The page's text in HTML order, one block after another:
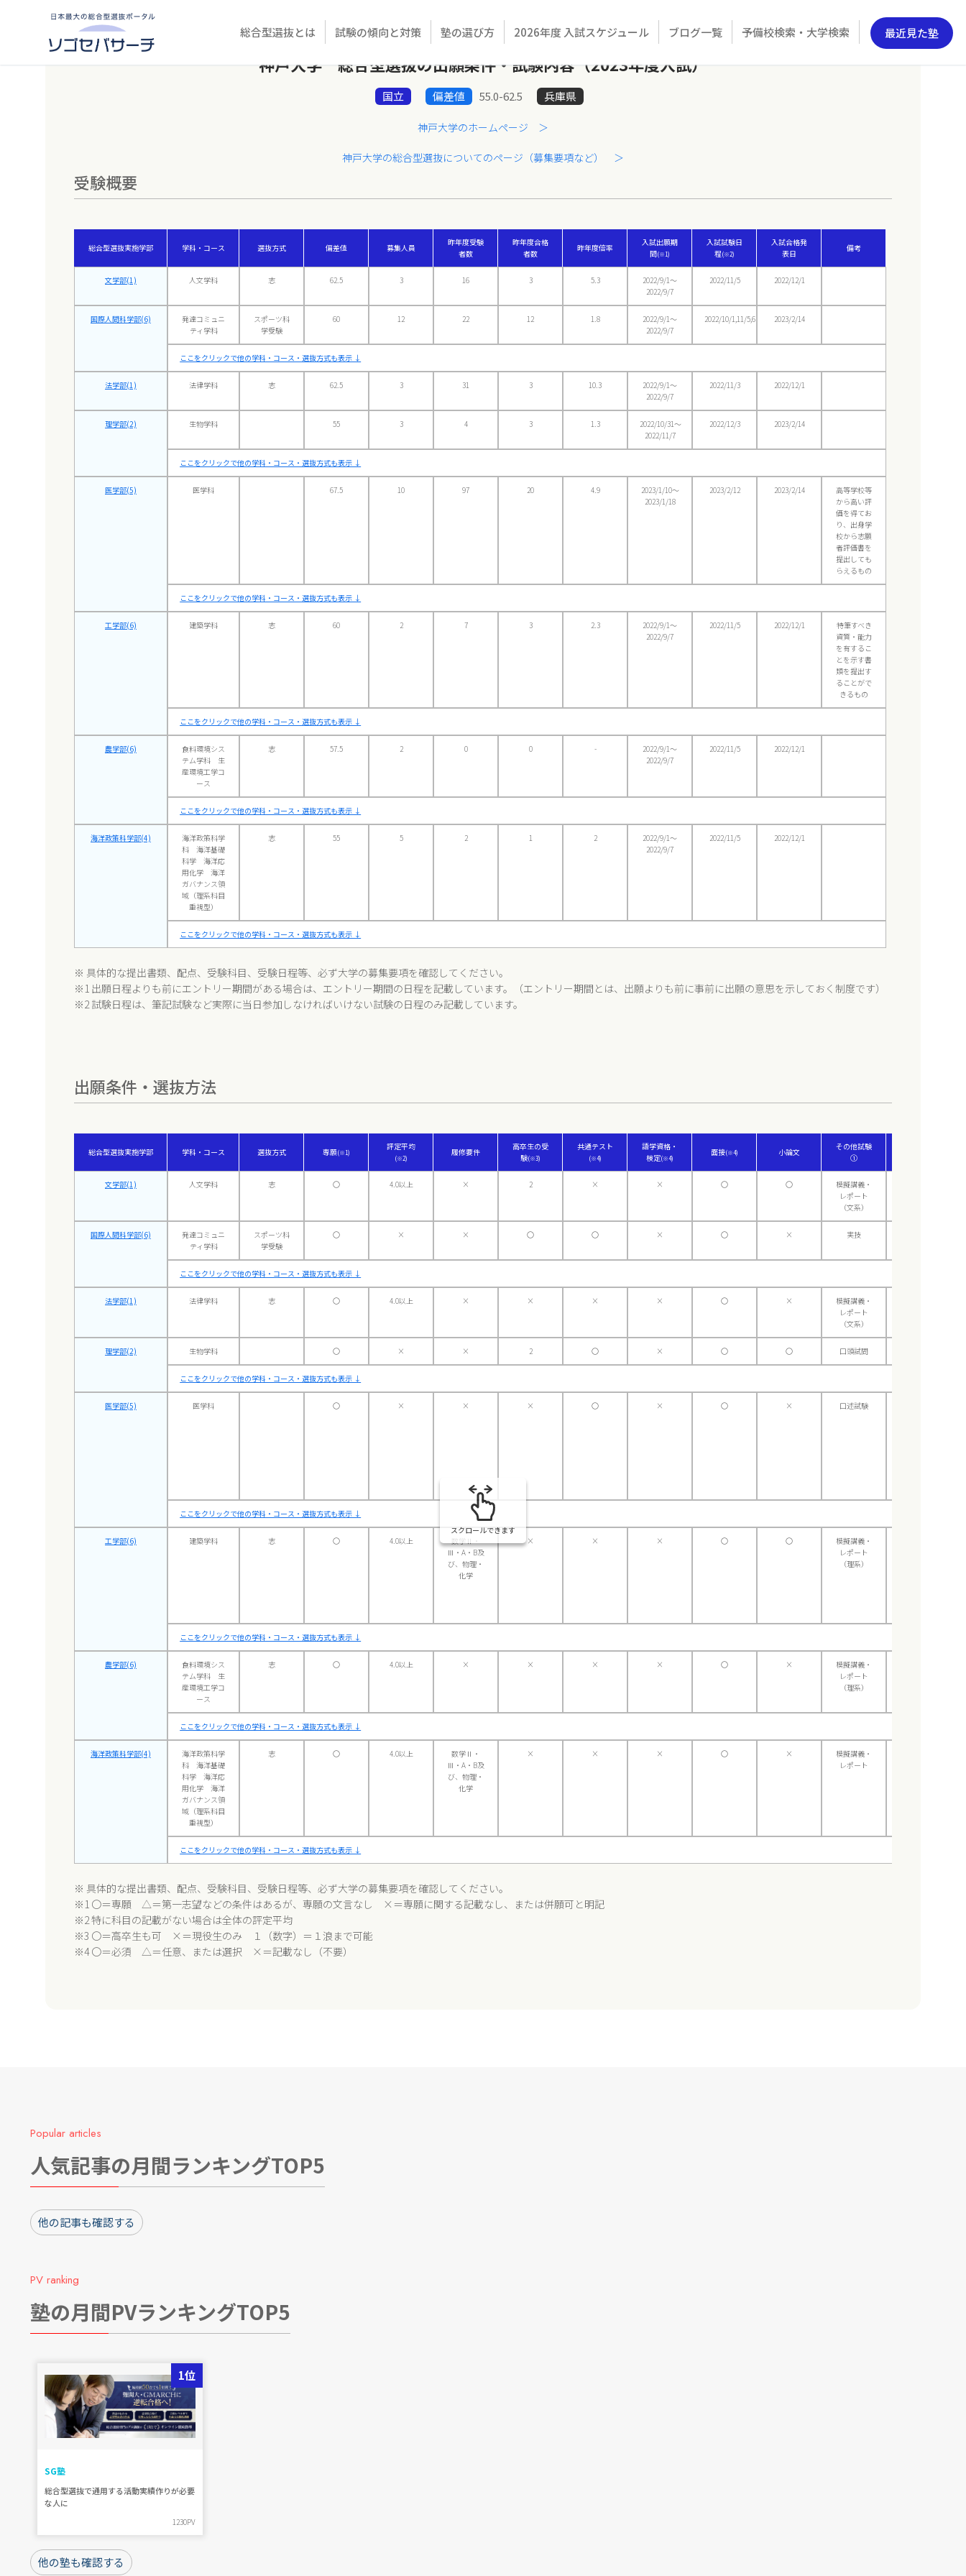
最近見た塾
総合型選抜とは 試験の傾向と対策 塾の選び方 2026年度 入試スケジュール ブログ一覧 予備校検索・大学検索
神戸大学 総合型選抜の出願条件・試験内容（2023年度入試）
国立 偏差値 55.0-62.5 兵庫県
神戸大学のホームページ ＞
神戸大学の総合型選抜についてのページ（募集要項など） ＞
受験概要
総合型選抜実施学部 学科・コース 選抜方式 偏差値 募集人員
昨年度受験
者数
昨年度合格
者数
昨年度倍率
入試出願期
間(※1)
入試試験日
程(※2)
入試合格発
表日
備考
文学部(1) 人文学科 志 62.5 3 16 3 5.3
2022/9/1〜
2022/9/7
2022/11/5 2022/12/1
国際人間科学部(6)
発達コミュニ
ティ学科
スポーツ科
学受験
60 12 22 12 1.8
2022/9/1〜
2022/9/7
2022/10/1,11/5,6 2023/2/14
ここをクリックで他の学科・コース・選抜方式も表示 ↓
法学部(1) 法律学科 志 62.5 3 31 3 10.3
2022/9/1〜
2022/9/7
2022/11/3 2022/12/1
理学部(2) 生物学科 55 3 4 3 1.3
2022/10/31〜
2022/11/7
2022/12/3 2023/2/14
ここをクリックで他の学科・コース・選抜方式も表示 ↓
医学部(5) 医学科 67.5 10 97 20 4.9
2023/1/10〜
2023/1/18
2023/2/12 2023/2/14
高等学校等
から高い評
価を得てお
り、出身学
校から志願
者評価書を
提出しても
らえるもの
ここをクリックで他の学科・コース・選抜方式も表示 ↓
工学部(6) 建築学科 志 60 2 7 3 2.3
2022/9/1〜
2022/9/7
2022/11/5 2022/12/1
特筆すべき
資質・能力
を有するこ
とを示す書
類を提出す
ることがで
きるもの
ここをクリックで他の学科・コース・選抜方式も表示 ↓
農学部(6)
食料環境シス
テム学科 生
産環境工学コ
ース
志 57.5 2 0 0 -
2022/9/1〜
2022/9/7
2022/11/5 2022/12/1
ここをクリックで他の学科・コース・選抜方式も表示 ↓
海洋政策科学部(4)
海洋政策科学
科 海洋基礎
科学 海洋応
用化学 海洋
ガバナンス領
域（理系科目
重視型）
志 55 5 2 1 2
2022/9/1〜
2022/9/7
2022/11/5 2022/12/1
ここをクリックで他の学科・コース・選抜方式も表示 ↓
※ 具体的な提出書類、配点、受験科目、受験日程等、必ず大学の募集要項を確認してください。
※1 出願日程よりも前にエントリー期間がある場合は、エントリー期間の日程を記載しています。（エントリー期間とは、出願よりも前に事前に出願の意思を示しておく制度です）
※2 試験日程は、筆記試験など実際に当日参加しなければいけない試験の日程のみ記載しています。
出願条件・選抜方法
総合型選抜実施学部 学科・コース 選抜方式 専願(※1)
評定平均
(※2)
履修要件
高卒生の受
験(※3)
共通テスト
(※4)
語学資格・
検定(※4)
面接(※4) 小論文
その他試験
①
文学部(1) 人文学科 志 〇 4.0以上 × 2 × × 〇 〇
模擬講義・
レポート
（文系）
国際人間科学部(6)
発達コミュニ
ティ学科
スポーツ科
学受験
〇 × × 〇 〇 × 〇 × 実技
ここをクリックで他の学科・コース・選抜方式も表示 ↓
法学部(1) 法律学科 志 〇 4.0以上 × × × × 〇 ×
模擬講義・
レポート
（文系）
理学部(2) 生物学科 〇 × × 2 〇 × 〇 〇 口頭試問
ここをクリックで他の学科・コース・選抜方式も表示 ↓
医学部(5) 医学科 〇 × × × 〇 × 〇 × 口述試験
ここをクリックで他の学科・コース・選抜方式も表示 ↓
工学部(6) 建築学科 志 〇 4.0以上
数学Ⅱ・
Ⅲ・A・B及
び、物理・
化学
× × × 〇 〇
模擬講義・
レポート
（理系）
ここをクリックで他の学科・コース・選抜方式も表示 ↓
農学部(6)
食料環境シス
テム学科 生
産環境工学コ
ース
志 〇 4.0以上 × × × × 〇 ×
模擬講義・
レポート
（理系）
ここをクリックで他の学科・コース・選抜方式も表示 ↓
海洋政策科学部(4)
海洋政策科学
科 海洋基礎
科学 海洋応
用化学 海洋
ガバナンス領
域（理系科目
重視型）
志 〇 4.0以上
数学Ⅱ・
Ⅲ・A・B及
び、物理・
化学
× × × 〇 ×
模擬講義・
レポート
ここをクリックで他の学科・コース・選抜方式も表示 ↓
スクロールできます
※ 具体的な提出書類、配点、受験科目、受験日程等、必ず大学の募集要項を確認してください。
※1 〇＝専願 △＝第一志望などの条件はあるが、専願の文言なし ×＝専願に関する記載なし、または併願可と明記
※2 特に科目の記載がない場合は全体の評定平均
※3 〇＝高卒生も可 ×＝現役生のみ １（数字）＝１浪まで可能
※4 〇＝必須 △＝任意、または選択 ×＝記載なし（不要）
Popular articles
人気記事の月間ランキングTOP5
他の記事も確認する
PV ranking
塾の月間PVランキングTOP5
1位
SG塾
総合型選抜で通用する活動実績作りが必要
な人に
1230PV
他の塾も確認する